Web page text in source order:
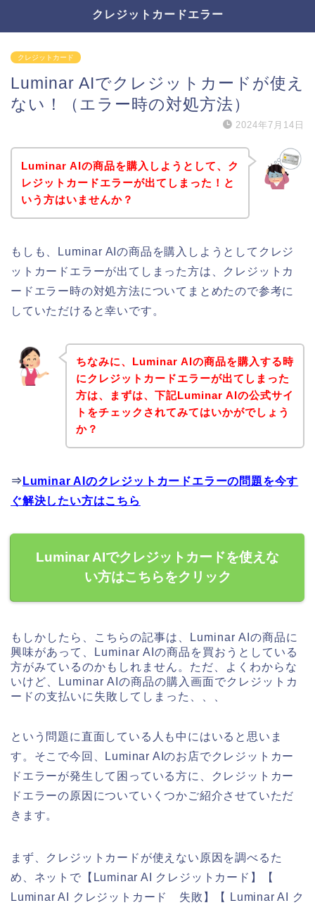
クレジットカードエラー
クレジットカード
Luminar AIでクレジットカードが使え
ない！（エラー時の対処方法）
2024年7月14日
Luminar AIの商品を購入しようとして、ク
レジットカードエラーが出てしまった！と
いう方はいませんか？
もしも、Luminar AIの商品を購入しようとしてクレジ
ットカードエラーが出てしまった方は、クレジットカ
ードエラー時の対処方法についてまとめたので参考に
していただけると幸いです。
ちなみに、Luminar AIの商品を購入する時
にクレジットカードエラーが出てしまった
方は、まずは、下記Luminar AIの公式サイ
トをチェックされてみてはいかがでしょう
か？
⇒ Luminar AIのクレジットカードエラーの問題を今す
ぐ解決したい方はこちら
Luminar AIでクレジットカードを使えな
い方はこちらをクリック
もしかしたら、こちらの記事は、Luminar AIの商品に
興味があって、Luminar AIの商品を買おうとしている
方がみているのかもしれません。ただ、よくわからな
いけど、Luminar AIの商品の購入画面でクレジットカ
ードの支払いに失敗してしまった、、、
という問題に直面している人も中にはいると思いま
す。そこで今回、Luminar AIのお店でクレジットカー
ドエラーが発生して困っている方に、クレジットカー
ドエラーの原因についていくつかご紹介させていただ
きます。
まず、クレジットカードが使えない原因を調べるた
め、ネットで【Luminar AI クレジットカード】【
Luminar AI クレジットカード 失敗】【 Luminar AI ク